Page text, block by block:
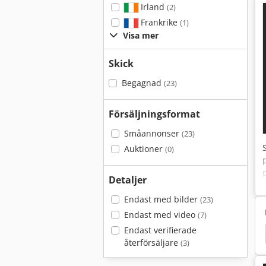
Irland (2)
Frankrike (1)
Visa mer
Skick
Begagnad (23)
Försäljningsformat
Småannonser (23)
Auktioner (0)
Detaljer
Endast med bilder (23)
Endast med video (7)
Endast verifierade
återförsäljare (3)
Bearbetar Med Maskin Gea Värmeväxlare